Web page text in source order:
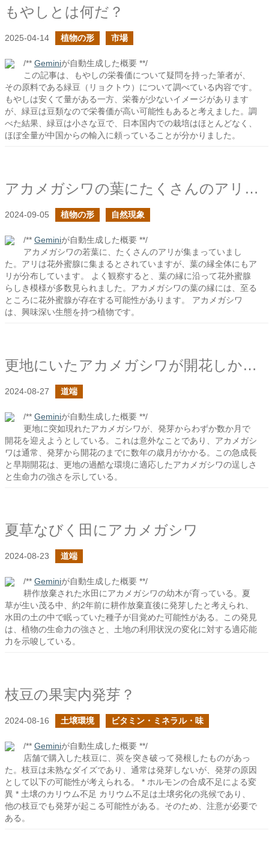
もやしとは何だ？
2025-04-14 植物の形 市場
/** Geminiが自動生成した概要 **/
この記事は、もやしの栄養価について疑問を持った筆者が、
その原料である緑豆（リョクトウ）について調べている内容です。
もやしは安くて量がある一方、栄養が少ないイメージがあります
が、緑豆は豆類なので栄養価が高い可能性もあると考えました。調
べた結果、緑豆は小さな豆で、日本国内での栽培はほとんどなく、
ほぼ全量が中国からの輸入に頼っていることが分かりました。
アカメガシワの葉にたくさんのアリが集まる
2024-09-05 植物の形 自然現象
/** Geminiが自動生成した概要 **/
アカメガシワの若葉に、たくさんのアリが集まっていまし
た。アリは花外蜜腺に集まるとされていますが、葉の縁全体にもア
リが分布しています。 よく観察すると、葉の縁に沿って花外蜜腺
らしき模様が多数見られました。アカメガシワの葉の縁には、至る
ところに花外蜜腺が存在する可能性があります。 アカメガシワ
は、興味深い生態を持つ植物です。
更地にいたアカメガシワが開花しかかっている
2024-08-27 道端
/** Geminiが自動生成した概要 **/
更地に突如現れたアカメガシワが、発芽からわずか数か月で
開花を迎えようとしている。これは意外なことであり、アカメガシ
ワは通常、発芽から開花のまでに数年の歳月がかかる。この急成長
と早期開花は、更地の過酷な環境に適応したアカメガシワの逞しさ
と生命力の強さを示している。
夏草なびく田にアカメガシワ
2024-08-23 道端
/** Geminiが自動生成した概要 **/
耕作放棄された水田にアカメガシワの幼木が育っている。夏
草が生い茂る中、約2年前に耕作放棄直後に発芽したと考えられ、
水田の土の中で眠っていた種子が目覚めた可能性がある。この発見
は、植物の生命力の強さと、土地の利用状況の変化に対する適応能
力を示唆している。
枝豆の果実内発芽？
2024-08-16 土壌環境 ビタミン・ミネラル・味
/** Geminiが自動生成した概要 **/
店舗で購入した枝豆に、莢を突き破って発根したものがあっ
た。枝豆は未熟なダイズであり、通常は発芽しないが、発芽の原因
として以下の可能性が考えられる。 * ホルモンの合成不足による変
異 * 土壌のカリウム不足 カリウム不足は土壌劣化の兆候であり、
他の枝豆でも発芽が起こる可能性がある。そのため、注意が必要で
ある。